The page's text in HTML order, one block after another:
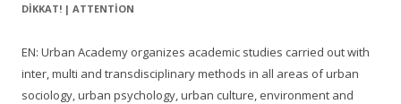
DIKKAT! | ATTENTION
EN: Urban Academy organizes academic studies carried out with
inter, multi and transdisciplinary methods in all areas of urban
sociology, urban psychology, urban culture, environment and